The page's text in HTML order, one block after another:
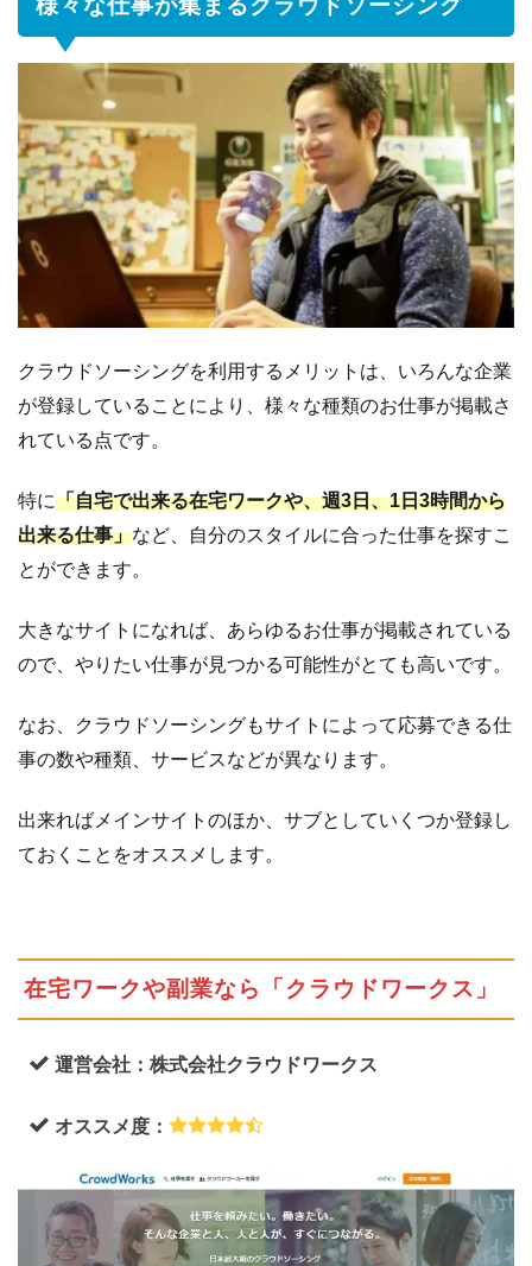
ワー
クや
副業
なら
「ク
ラウ
ドワ
ーク
ス」
システム手
数料が安
い！
ズシーク）
1.3 フリ
ーラ
向け
の求
人
「ク
ドテ
ッ
ク」
1.4 大手
のク
ーシ
ング
ズ」
1.5
主婦
ーカ
んが
多数
躍！
シュ
フテ
クラウドソーシングを利用するメリットは、いろんな企業
が登録していることにより、様々な種類のお仕事が掲載さ
れている点です。
特に「自宅で出来る在宅ワークや、週3日、1日3時間から
出来る仕事」など、自分のスタイルに合った仕事を探すこ
とができます。
大きなサイトになれば、あらゆるお仕事が掲載されている
ので、やりたい仕事が見つかる可能性がとても高いです。
なお、クラウドソーシングもサイトによって応募できる仕
事の数や種類、サービスなどが異なります。
出来ればメインサイトのほか、サブとしていくつか登録し
ておくことをオススメします。
在宅ワークや副業なら「クラウドワークス」
運営会社：株式会社クラウドワークス
オススメ度：